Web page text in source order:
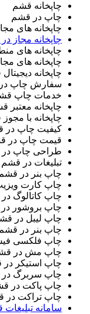
چاپخانه قشم
چاپ در قشم
چاپخانه های
چاپخانه مجاز
چاپخانه های
چاپخانه های
چاپخانه
سفارش چاپ
خدمات چاپ
چاپخانه معتبر
چاپخانه با مجوز
کیفیت چاپ در
قیمت چاپ در
طراحی چاپ
تبلیغات در قشم
چاپ بنر در قشم
چاپ کارت
چاپ کاتالوگ
چاپ بروشور
چاپ لیبل در
چاپ بنر در قشم
چاپ فلکسی
چاپ مش در
چاپ استیکر
چاپ سربرگ
چاپ پاکت در
چاپ تراکت در
سامانه